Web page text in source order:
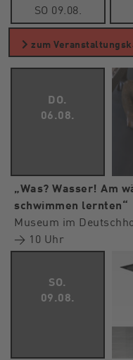
SO 09.08.
zum
DO.
06.08.
„Was? Wasser! Am
schwimmen lernten“
Museum im
→ 10 Uhr
SO.
09.08.